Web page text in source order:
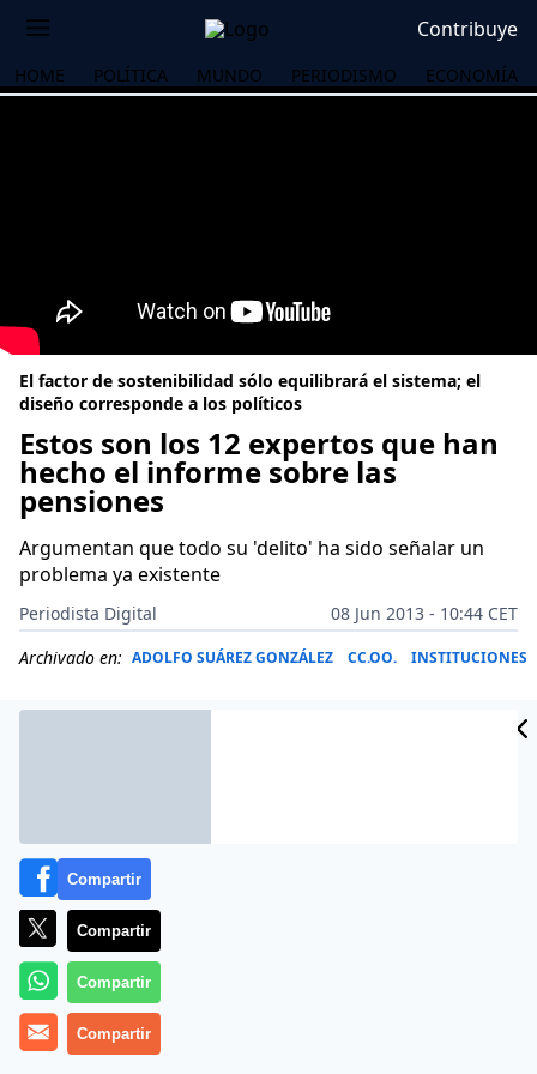
Contribuye
HOME POLÍTICA MUNDO PERIODISMO ECONOMÍA
El factor de sostenibilidad sólo equilibrará el sistema; el
diseño corresponde a los políticos
Estos son los 12 expertos que han
hecho el informe sobre las
pensiones
Argumentan que todo su 'delito' ha sido señalar un
problema ya existente
Periodista Digital
08 Jun 2013 - 10:44 CET
Archivado en: ADOLFO SUÁREZ GONZÁLEZ CC.OO. INSTITUCIONES
Hace mes y medio que se les encargó el trabajo. Se
Compartir
Compartir
Compartir
Compartir